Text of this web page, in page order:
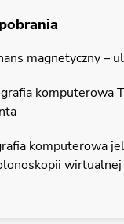
magnetyczny –
komputerowa
komputerowa